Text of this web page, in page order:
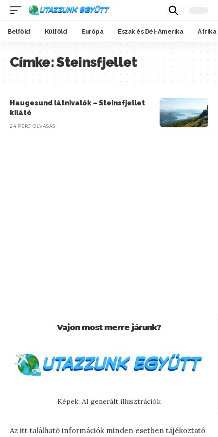
Belföld Külföld Európa Észak és Dél-Amerika Afrika
Címke:Steinsfjellet
Haugesund látnivalók – Steinsfjellet
kilátó
24 PERC OLVASÁS
Vajon most merre járunk?
Képek: AI generált illusztrációk
Az itt található információk minden esetben tájékoztató